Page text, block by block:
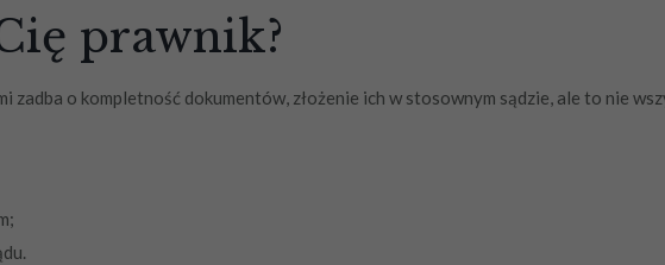
prawnik?
zadba o kompletność dokumentów, złożenie ich w stosownym sądzie, ale to nie